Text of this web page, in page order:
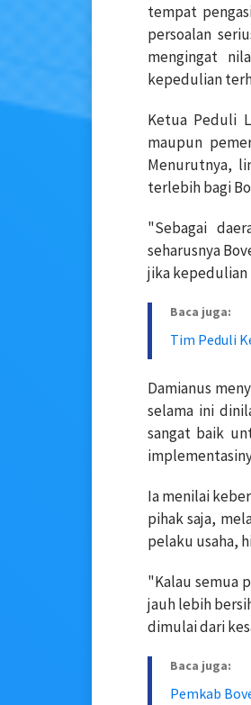
tempat
persoalan
mengingat
kepedulian
Ketua Peduli
maupun
Menurutnya,
terlebih bagi
"Sebagai
seharusnya
jika kepedulian
Baca juga:
Tim Peduli
Damianus
selama ini
sangat baik
Ia menilai
pihak saja,
pelaku usaha,
"Kalau semua
jauh lebih
dimulai dari
Baca juga:
Pemkab